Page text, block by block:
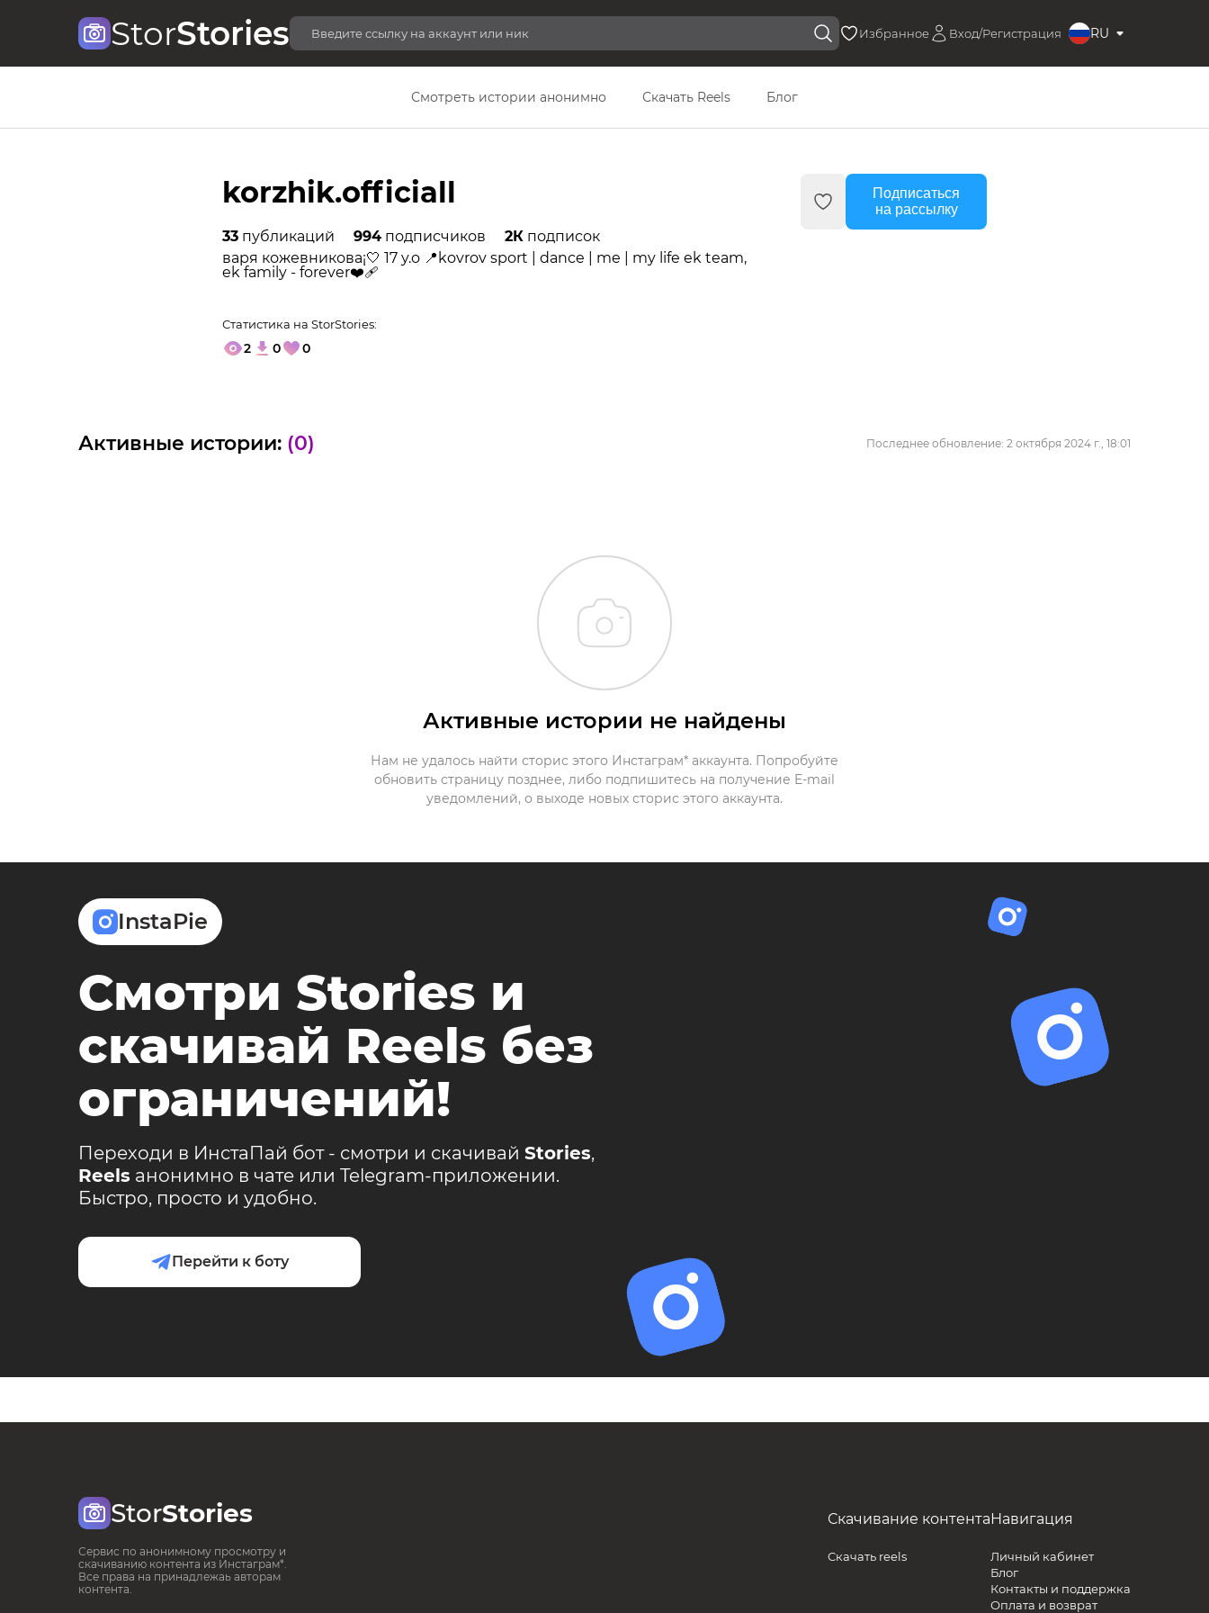
StorStories Избранное Вход/Регистрация RU
Смотреть истории анонимно Скачать Reels Блог
korzhik.officiall
33 публикаций 994 подписчиков 2К подписок
варя кожевникова¡🤍 17 y.o 📍kovrov sport | dance | me | my life ek team,
ek family - forever❤️‍🩹
Статистика на StorStories:
2 0 0
Подписаться
на рассылку
Активные истории: (0) Последнее обновление: 2 октября 2024 г., 18:01
Активные истории не найдены
Нам не удалось найти сторис этого Инстаграм* аккаунта. Попробуйте
обновить страницу позднее, либо подпишитесь на получение E-mail
уведомлений, о выходе новых сторис этого аккаунта.
InstaPie
Смотри Stories и
скачивай Reels без
ограничений!
Переходи в ИнстаПай бот - смотри и скачивай Stories,
Reels анонимно в чате или Telegram-приложении.
Быстро, просто и удобно.
Перейти к боту
StorStories
Сервис по анонимному просмотру и
скачиванию контента из Инстаграм*.
Все права на принадлежаь авторам
контента.
Скачивание контента
Скачать reels
Навигация
Личный кабинет
Блог
Контакты и поддержка
Оплата и возврат